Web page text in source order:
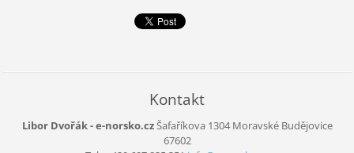
Kontakt
Libor Dvořák - e-norsko.czŠafaříkova 1304Moravské Budějovice
67602